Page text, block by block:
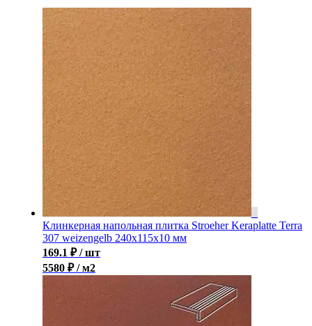
Клинкерная напольная плитка Stroeher Keraplatte Terra
307 weizengelb 240х115х10 мм
169.1 ₽ / шт
5580 ₽ / м2